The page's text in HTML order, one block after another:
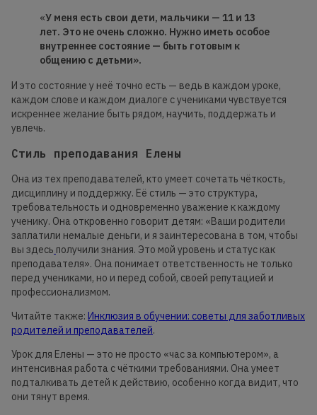
«У меня есть свои дети, мальчики — 11 и 13
лет. Это не очень сложно. Нужно иметь особое
внутреннее состояние — быть готовым к
общению с детьми».
И это состояние у неё точно есть — ведь в каждом уроке,
каждом слове и каждом диалоге с учениками чувствуется
искреннее желание быть рядом, научить, поддержать и
увлечь.
Стиль преподавания Елены
Она из тех преподавателей, кто умеет сочетать чёткость,
дисциплину и поддержку. Её стиль — это структура,
требовательность и одновременно уважение к каждому
ученику. Она откровенно говорит детям: «Ваши родители
заплатили немалые деньги, и я заинтересована в том, чтобы
вы здесь получили знания. Это мой уровень и статус как
преподавателя». Она понимает ответственность не только
перед учениками, но и перед собой, своей репутацией и
профессионализмом.
Читайте также: Инклюзия в обучении: советы для заботливых
родителей и преподавателей.
Урок для Елены — это не просто «час за компьютером», а
интенсивная работа с чёткими требованиями. Она умеет
подталкивать детей к действию, особенно когда видит, что
они тянут время.